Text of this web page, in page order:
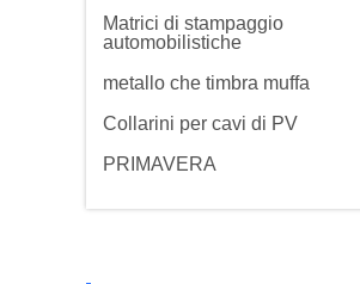
Matrici di stampaggio
automobilistiche
metallo che timbra muffa
Collarini per cavi di PV
PRIMAVERA